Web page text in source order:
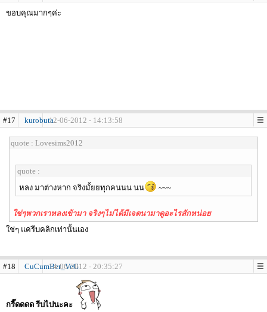
ขอบคุณมากๆค่ะ
#17 kurobuta12-06-2012 - 14:13:58
quote : Lovesims2012
quote :
หลง มาต่างหาก จริงมั้ยยทุกคนนน นน
~~~
ใช่ๆพวกเราหลงเข้ามา จริงๆไม่ได้มีเจตนามาดูอะไรสักหน่อย
ใช่ๆ แค่รีบคลิกเท่านั้นเอง
#18 CuCumBer_VeG
14-06-2012 - 20:35:27
กรี๊ดดดด รีบไปนะคะ